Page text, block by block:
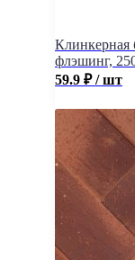
Клинкерная
флэшинг,
59.9 ₽ / шт